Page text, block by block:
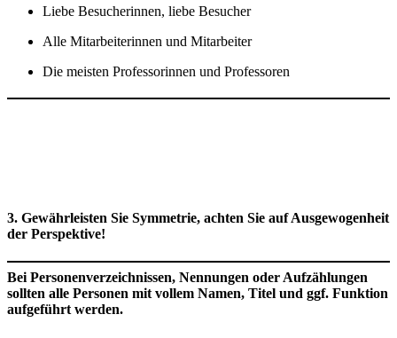
Liebe Besucherinnen, liebe Besucher
Alle Mitarbeiterinnen und Mitarbeiter
Die meisten Professorinnen und Professoren
3. Gewährleisten Sie Symmetrie, achten Sie auf Ausgewogenheit
der Perspektive!
Bei Personenverzeichnissen, Nennungen oder Aufzählungen
sollten alle Personen mit vollem Namen, Titel und ggf. Funktion
aufgeführt werden.